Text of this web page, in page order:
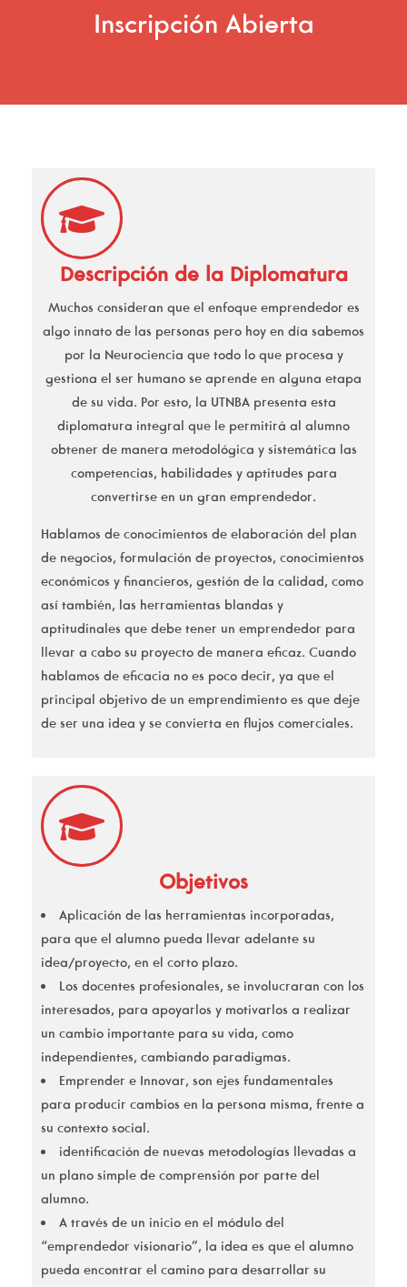
Inscripción Abierta
Descripción de la Diplomatura
Muchos consideran que el enfoque emprendedor es
algo innato de las personas pero hoy en día sabemos
por la Neurociencia que todo lo que procesa y
gestiona el ser humano se aprende en alguna etapa
de su vida. Por esto, la UTNBA presenta esta
diplomatura integral que le permitirá al alumno
obtener de manera metodológica y sistemática las
competencias, habilidades y aptitudes para
convertirse en un gran emprendedor.
Hablamos de conocimientos de elaboración del plan
de negocios, formulación de proyectos, conocimientos
económicos y financieros, gestión de la calidad, como
así también, las herramientas blandas y
aptitudinales que debe tener un emprendedor para
llevar a cabo su proyecto de manera eficaz. Cuando
hablamos de eficacia no es poco decir, ya que el
principal objetivo de un emprendimiento es que deje
de ser una idea y se convierta en flujos comerciales.
Objetivos
Aplicación de las herramientas incorporadas,
para que el alumno pueda llevar adelante su
idea/proyecto, en el corto plazo.
Los docentes profesionales, se involucraran con los
interesados, para apoyarlos y motivarlos a realizar
un cambio importante para su vida, como
independientes, cambiando paradigmas.
Emprender e Innovar, son ejes fundamentales
para producir cambios en la persona misma, frente a
su contexto social.
identificación de nuevas metodologías llevadas a
un plano simple de comprensión por parte del
alumno.
A través de un inicio en el módulo del
“emprendedor visionario”, la idea es que el alumno
pueda encontrar el camino para desarrollar su